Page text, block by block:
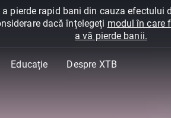
pierde rapid bani din cauza efectului
dacă înțelegeți modul în care
a vă pierde banii.
Educație Despre XTB